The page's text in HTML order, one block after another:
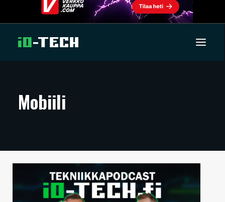
ARTIKKELIT
TECHBBS
Mobiili